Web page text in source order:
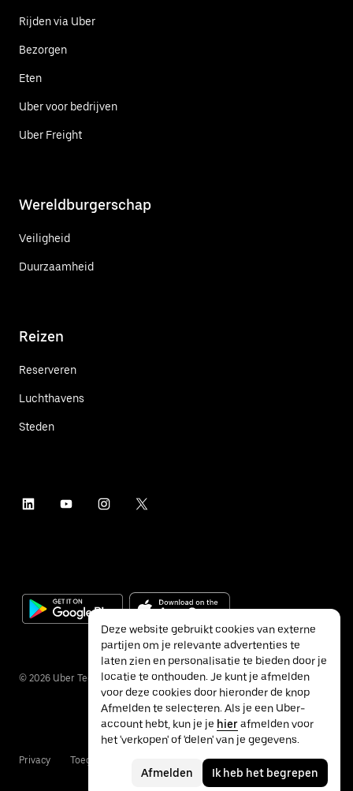
Rijden via Uber
Bezorgen
Eten
Uber voor bedrijven
Uber Freight
Wereldburgerschap
Veiligheid
Duurzaamheid
Reizen
Reserveren
Luchthavens
Steden
© 2026 Uber Technologies Inc.
Privacy Toegankelijkheid Voorwaarden
Deze website gebruikt cookies van externe
partijen om je relevante advertenties te
laten zien en personalisatie te bieden door je
locatie te onthouden. Je kunt je afmelden
voor deze cookies door hieronder de knop
Afmelden te selecteren. Als je een Uber-
account hebt, kun je je hierafmelden voor
het 'verkopen' of 'delen' van je gegevens.
Afmelden Ik heb het begrepen